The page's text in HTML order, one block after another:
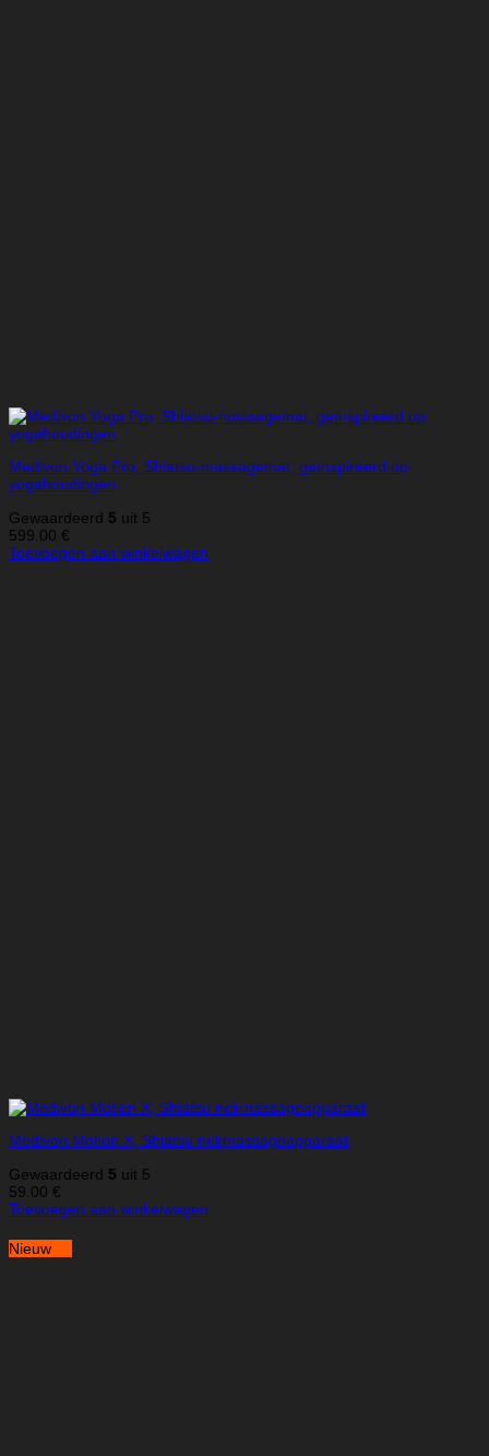
Medivon Yoga Pro, Shiatsu-massagemat, geïnspireerd op
yogahoudingen
Gewaardeerd 5 uit 5
599.00 €
Toevoegen aan winkelwagen
Medivon Motion X, Shiatsu nekmassageapparaat
Gewaardeerd 5 uit 5
59.00 €
Toevoegen aan winkelwagen
Nieuw